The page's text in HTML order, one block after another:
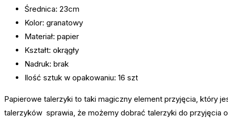
Średnica: 23cm
Kolor: granatowy
Materiał: papier
Kształt: okrągły
Nadruk: brak
Ilość sztuk w opakowaniu: 16 szt
Papierowe talerzyki to taki magiczny element przyjęcia, który
talerzyków sprawia, że możemy dobrać talerzyki do przyjęcia